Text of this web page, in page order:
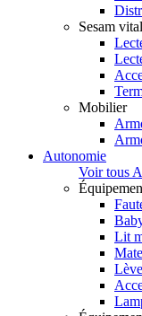
Sesam
Mobilier
Autonomie
Voir tous
Lit